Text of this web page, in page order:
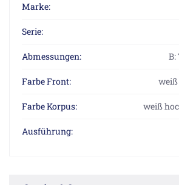
Marke:
Serie:
Abmessungen: B:
Farbe Front:
Farbe Korpus: weiß
Ausführung: